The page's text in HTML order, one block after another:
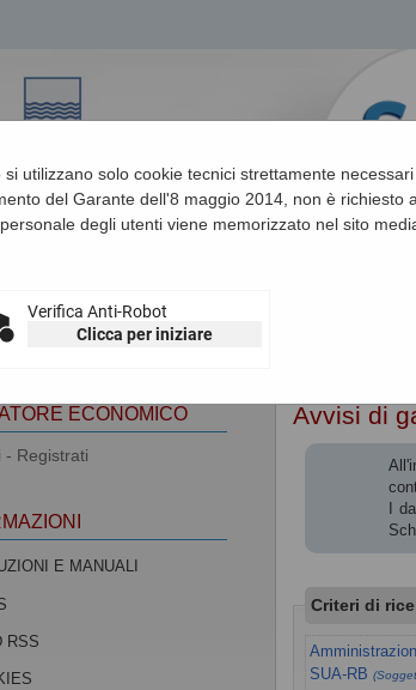
si utilizzano solo cookie tecnici strettamente
del Garante dell'8 maggio 2014, non è richiesto
degli utenti viene memorizzato nel sito
Verifica Anti-Robot
Clicca per iniziare
Avvisi di
I
Criteri di
SUA-RB
ECONOMICO
- Registrati
E MANUALI
RSS